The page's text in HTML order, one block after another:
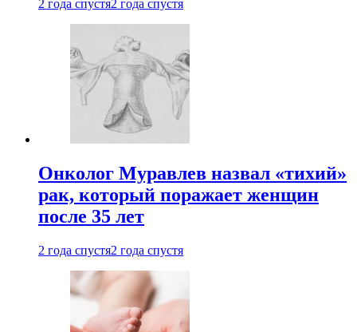
2 года спустя2 года спустя
Онколог Муравлев назвал «тихий»
рак, который поражает женщин
после 35 лет
2 года спустя2 года спустя